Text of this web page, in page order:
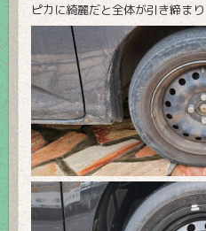
ピカに綺麗だと全体が引き締まり